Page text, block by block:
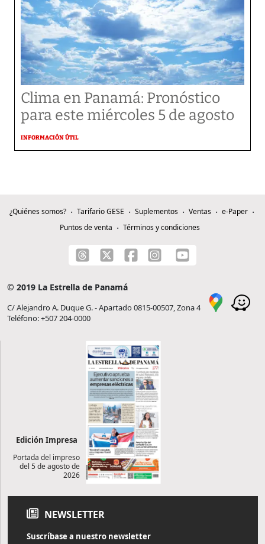
Clima en Panamá: Pronóstico
para este miércoles 5 de agosto
INFORMACIÓN ÚTIL
¿Quiénes somos? Tarifario GESE Suplementos Ventas
e-Paper
Puntos de venta
Términos y condiciones
© 2019 La Estrella de Panamá
C/ Alejandro A. Duque G. - Apartado 0815-00507, Zona 4
Teléfono: +507 204-0000
Edición Impresa
Portada del impreso
del 5 de agosto de
2026
NEWSLETTER
Suscríbase a nuestro newsletter